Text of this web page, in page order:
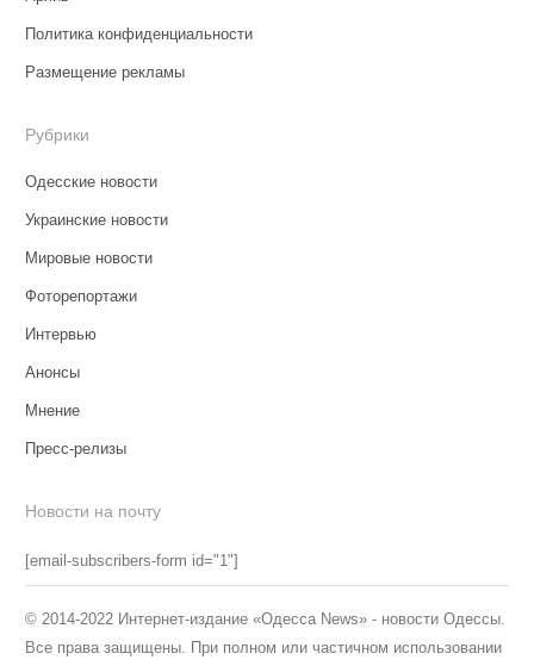
Политика конфиденциальности
Размещение рекламы
Рубрики
Одесские новости
Украинские новости
Мировые новости
Фоторепортажи
Интервью
Анонсы
Мнение
Пресс-релизы
Новости на почту
[email-subscribers-form id="1"]
© 2014-2022 Интернет-издание «Одесса News» - новости Одессы.
Все права защищены. При полном или частичном использовании